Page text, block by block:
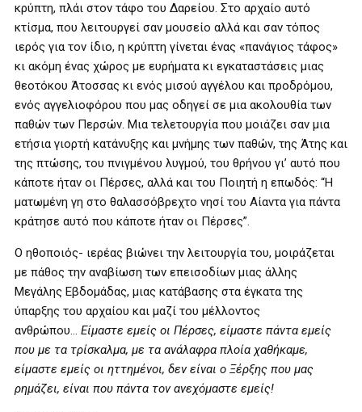
κρύπτη, πλάι στον τάφο του Δαρείου. Στο αρχαίο αυτό
κτίσμα, που λειτουργεί σαν μουσείο αλλά και σαν τόπος
ιερός για τον ίδιο, η κρύπτη γίνεται ένας «πανάγιος τάφος»
κι ακόμη ένας χώρος με ευρήματα κι εγκαταστάσεις μιας
θεοτόκου Άτοσσας κι ενός μισού αγγέλου και προδρόμου,
ενός αγγελιοφόρου που μας οδηγεί σε μια ακολουθία των
παθών των Περσών. Μια τελετουργία που μοιάζει σαν μια
ετήσια γιορτή κατάνυξης και μνήμης των παθών, της Άτης και
της πτώσης, του πνιγμένου λυγμού, του θρήνου γι’ αυτό που
κάποτε ήταν οι Πέρσες, αλλά και του Ποιητή η επωδός: “Η
ματωμένη γη στο θαλασσόβρεχτο νησί του Αίαντα για πάντα
κράτησε αυτό που κάποτε ήταν οι Πέρσες”.
Ο ηθοποιός- ιερέας βιώνει την λειτουργία του, μοιράζεται
με πάθος την αναβίωση των επεισοδίων μιας άλλης
Μεγάλης Εβδομάδας, μιας κατάβασης στα έγκατα της
ύπαρξης του αρχαίου και μαζί του μέλλοντος
ανθρώπου… Είμαστε εμείς οι Πέρσες, είμαστε πάντα εμείς
που με τα τρίσκαλμα, με τα ανάλαφρα πλοία χαθήκαμε,
είμαστε εμείς οι ηττημένοι, δεν είναι ο Ξέρξης που μας
ρημάζει, είναι που πάντα τον ανεχόμαστε εμείς!